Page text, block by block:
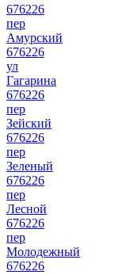
676226
пер
Амурский
676226
ул
Гагарина
676226
пер
Зейский
676226
пер
Зеленый
676226
пер
Лесной
676226
пер
Молодежный
676226